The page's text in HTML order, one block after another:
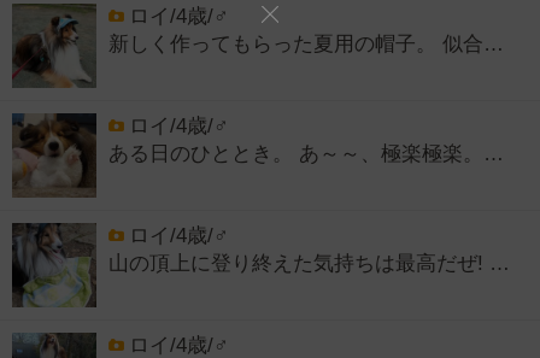
ロイ/4歳/♂
新しく作ってもらった夏用の帽子。 似合…
ロイ/4歳/♂
ある日のひととき。 あ～～、極楽極楽。…
ロイ/4歳/♂
山の頂上に登り終えた気持ちは最高だぜ! …
ロイ/4歳/♂